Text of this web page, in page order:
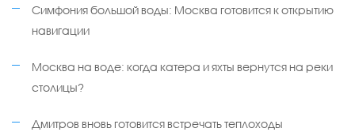
Симфония большой воды: Москва готовится к открытию
навигации
Москва на воде: когда катера и яхты вернутся на реки
столицы?
Дмитров вновь готовится встречать теплоходы